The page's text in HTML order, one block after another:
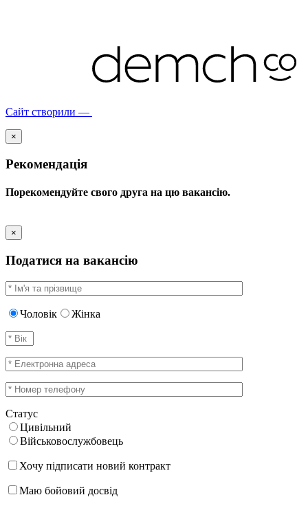
Сайт створили —
×
Рекомендація
Порекомендуйте свого друга на цю вакансію.
×
Податися на вакансію
Чоловік Жінка
Статус
Цивільний
Військовослужбовець
Хочу підписати новий контракт
Маю бойовий досвід